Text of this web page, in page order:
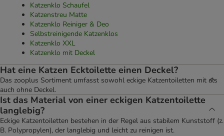
Katzenklo Schaufel
Katzenstreu Matte
Katzenklo Reiniger & Deo
Selbstreinigende Katzenklos
Katzenklo XXL
Katzenklo mit Deckel
Hat eine Katzen Ecktoilette einen Deckel?
Das zooplus Sortiment umfasst sowohl eckige Katzentoiletten mit als
auch ohne Deckel.
Ist das Material von einer eckigen Katzentoilette
langlebig?
Eckige Katzentoiletten bestehen in der Regel aus stabilem Kunststoff (z.
B. Polypropylen), der langlebig und leicht zu reinigen ist.